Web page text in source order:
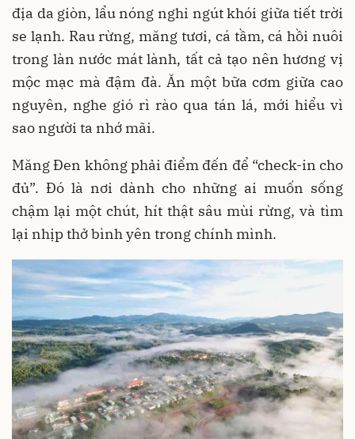
địa da giòn, lẩu nóng nghi ngút khói giữa tiết trời
se lạnh. Rau rừng, măng tươi, cá tầm, cá hồi nuôi
trong làn nước mát lành, tất cả tạo nên hương vị
mộc mạc mà đậm đà. Ăn một bữa cơm giữa cao
nguyên, nghe gió rì rào qua tán lá, mới hiểu vì
sao người ta nhớ mãi.
Măng Đen không phải điểm đến để “check-in cho
đủ”. Đó là nơi dành cho những ai muốn sống
chậm lại một chút, hít thật sâu mùi rừng, và tìm
lại nhịp thở bình yên trong chính mình.